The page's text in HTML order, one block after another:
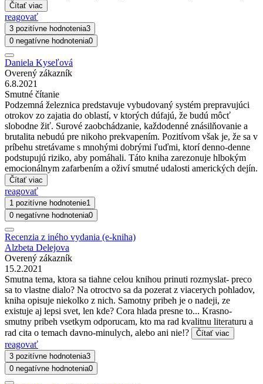
Čítať viac
reagovať
3 pozitívne hodnotenia3
0 negatívne hodnotenia0
Daniela Kyseľová
Overený zákazník
6.8.2021
Smutné čítanie
Podzemná železnica predstavuje vybudovaný systém prepravujúci
otrokov zo zajatia do oblastí, v ktorých dúfajú, že budú môcť
slobodne žiť. Surové zaobchádzanie, každodenné znásilňovanie a
brutalita nebudú pre nikoho prekvapením. Pozitívom však je, že sa v
príbehu stretávame s mnohými dobrými ľuďmi, ktorí denno-denne
podstupujú riziko, aby pomáhali. Táto kniha zarezonuje hlbokým
emocionálnym zafarbením a oživí smutné udalosti amerických dejín.
Čítať viac
reagovať
1 pozitívne hodnotenie1
0 negatívne hodnotenia0
Recenzia z iného vydania (e-kniha)
Alzbeta Delejova
Overený zákazník
15.2.2021
Smutna tema, ktora sa tiahne celou knihou prinuti rozmyslat- preco
sa to vlastne dialo? Na otroctvo sa da pozerat z viacerych pohladov,
kniha opisuje niekolko z nich. Samotny pribeh je o nadeji, ze
existuje aj lepsi svet, len kde? Cora hlada presne to... Krasno-
smutny pribeh vsetkym odporucam, kto ma rad kvalitnu literaturu a
rad cita o temach davno-minulych, alebo ani nie!?
Čítať viac
reagovať
3 pozitívne hodnotenia3
0 negatívne hodnotenia0